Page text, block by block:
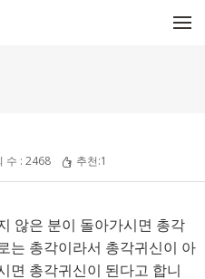
수 : 2468 추천:1
않은 분이 돌아가시면 총각
는 총각이라서 총각귀신이 아
면 총각귀신이 된다고 합니